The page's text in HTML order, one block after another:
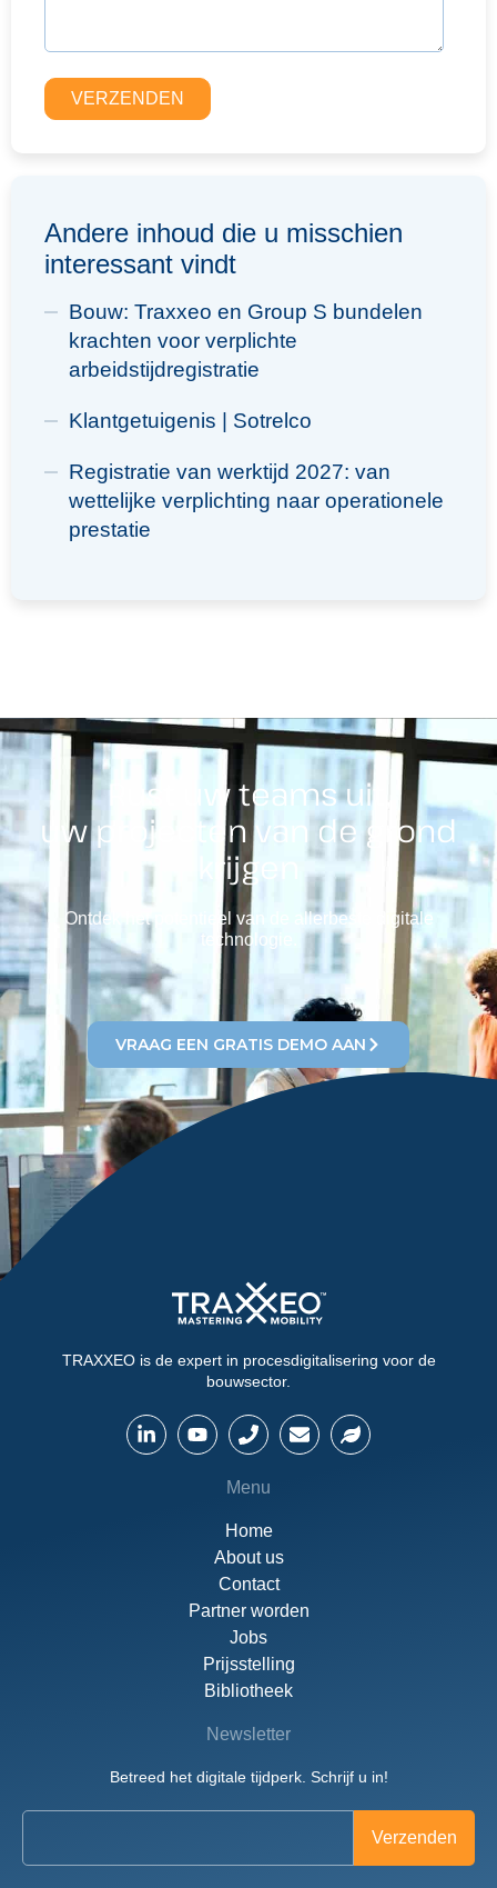
Andere inhoud die u misschien
interessant vindt
Bouw: Traxxeo en Group S bundelen
krachten voor verplichte
arbeidstijdregistratie
Klantgetuigenis | Sotrelco
Registratie van werktijd 2027: van
wettelijke verplichting naar operationele
prestatie
Rust uw teams uit,
uw projecten van de grond
krijgen
Ontdek het potentieel van de allerbeste digitale
technologie.
VRAAG EEN GRATIS DEMO AAN
TRAXXEO is de expert in procesdigitalisering voor de
bouwsector.
Menu
Home
About us
Contact
Partner worden
Jobs
Prijsstelling
Bibliotheek
Newsletter
Betreed het digitale tijdperk. Schrijf u in!